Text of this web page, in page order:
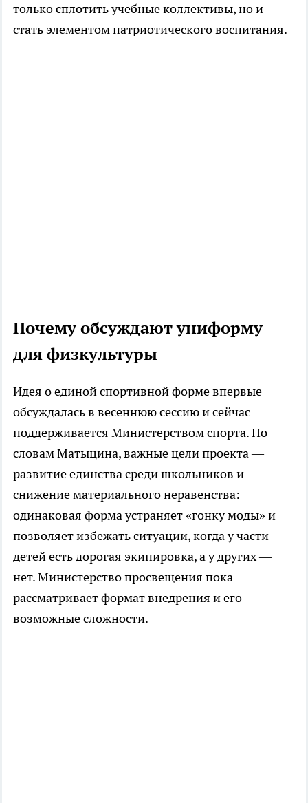
только сплотить учебные коллективы, но и
стать элементом патриотического воспитания.
Почему обсуждают униформу
для физкультуры
Идея о единой спортивной форме впервые
обсуждалась в весеннюю сессию и сейчас
поддерживается Министерством спорта. По
словам Матыцина, важные цели проекта —
развитие единства среди школьников и
снижение материального неравенства:
одинаковая форма устраняет «гонку моды» и
позволяет избежать ситуации, когда у части
детей есть дорогая экипировка, а у других —
нет. Министерство просвещения пока
рассматривает формат внедрения и его
возможные сложности.